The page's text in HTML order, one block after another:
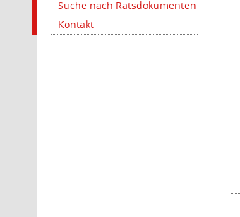
Suche nach Ratsdokumenten
Kontakt